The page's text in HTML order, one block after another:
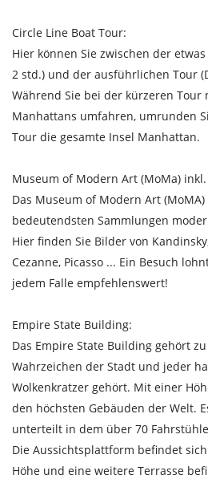
Circle Line Boat Tour:
Hier können Sie zwischen der
2 std.) und der ausführlichen Tour
Während Sie bei der kürzeren Tour
Manhattans umfahren, umrunden
Tour die gesamte Insel Manhattan.
Museum of Modern Art (MoMa)
Das Museum of Modern Art
bedeutendsten Sammlungen
Hier finden Sie Bilder von
Cezanne, Picasso ... Ein Besuch
jedem Falle empfehlenswert!
Empire State Building:
Das Empire State Building gehört
Wahrzeichen der Stadt und jeder
Wolkenkratzer gehört. Mit einer
den höchsten Gebäuden der Welt.
unterteilt in dem über 70
Die Aussichtsplattform befindet
Höhe und eine weitere Terrasse